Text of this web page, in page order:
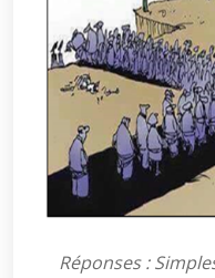
Réponses :